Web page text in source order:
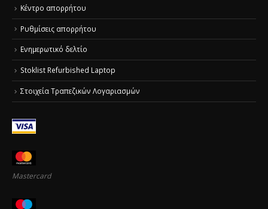
Κέντρο απορρήτου
Ρυθμίσεις απορρήτου
Ενημερωτικό δελτίο
Stoklist Refurbished Laptop
Στοιχεία Τραπεζικών Λογαριασμών
Mastercard